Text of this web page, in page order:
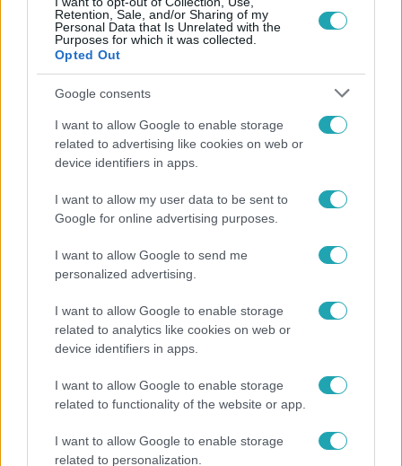
Retention, Sale, and/or Sharing of my
Personal Data that Is Unrelated with the
Purposes for which it was collected.
Opted Out
Google consents
I want to allow Google to enable storage
related to advertising like cookies on web or
device identifiers in apps.
I want to allow my user data to be sent to
Google for online advertising purposes.
I want to allow Google to send me
personalized advertising.
I want to allow Google to enable storage
related to analytics like cookies on web or
device identifiers in apps.
I want to allow Google to enable storage
related to functionality of the website or app.
I want to allow Google to enable storage
related to personalization.
14:09
Reggeli
kötelező” – 50 méterre a csúcstól fordult vissza
Klein Dávid